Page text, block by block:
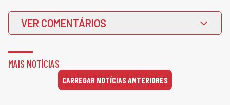
VER COMENTÁRIOS
MAIS NOTÍCIAS
CARREGAR NOTÍCIAS ANTERIORES